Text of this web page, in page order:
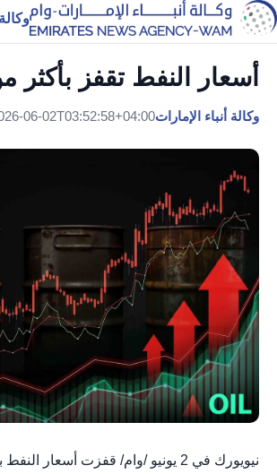
أسعار النفط تقفز بأكثر من 4
وكالة أنباء الإمارات06-02T03:52:58+04:00
نيويورك في 2 يونيو /وام/ قفزت أسعار